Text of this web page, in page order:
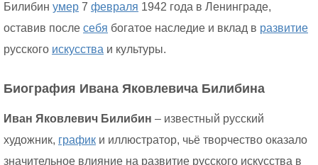
Билибин умер 7 февраля 1942 года в Ленинграде,
оставив после себя богатое наследие и вклад в развитие
русского искусства и культуры.
Биография Ивана Яковлевича Билибина
Иван Яковлевич Билибин – известный русский
художник, график и иллюстратор, чьё творчество оказало
значительное влияние на развитие русского искусства в